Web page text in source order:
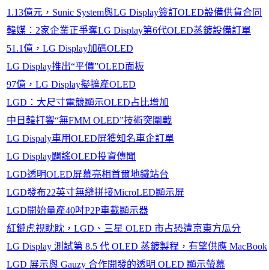
1.13億元，Sunic System與LG Display簽訂OLED設備供貨合同
韓媒：2家企業正爭奪LG Display第6代OLED蒸鍍設備訂單
51.1億，LG Display加碼OLED
LG Display推出“平價”OLED面板
97億，LG Display擬擴產OLED
LGD：大尺寸電競顯示OLED占比增加
中日韓打響“無FMM OLED”技術突圍戰
LG Dispaly車用OLED屏獲知名車企訂單
LG Display闢謠OLED投資傳聞
LGD透明OLED屏幕亮相首爾地鐵站台
LGD發布22英寸無縫拼接MicroLED顯示屏
LGD開始量產40吋P2P車載顯示器
紅鏈虎視眈眈，LGD、三星 OLED 市占恐遭京東方瓜分
LG Display 測試第 8.5 代 OLED 蒸鍍製程，有望供應 MacBook
LGD 展示與 Gauzy 合作開發的透明 OLED 顯示螢幕